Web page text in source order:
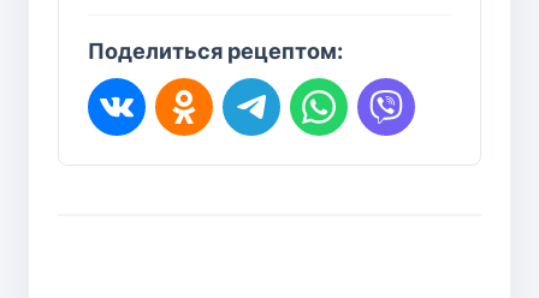
Поделиться рецептом: